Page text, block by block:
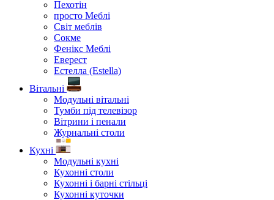
Пехотін
просто Меблі
Світ меблів
Сокме
Фенікс Меблі
Еверест
Естелла (Estella)
Вітальні
Модульні вітальні
Тумби під телевізор
Вітрини і пенали
Журнальні столи
Кухні
Модульні кухні
Кухонні столи
Кухонні і барні стільці
Кухонні куточки